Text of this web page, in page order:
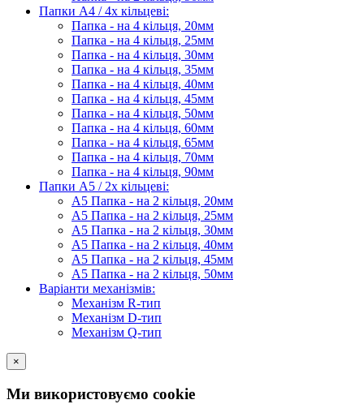
Папки А4 / 4х кільцеві:
Папка - на 4 кільця, 20мм
Папка - на 4 кільця, 25мм
Папка - на 4 кільця, 30мм
Папка - на 4 кільця, 35мм
Папка - на 4 кільця, 40мм
Папка - на 4 кільця, 45мм
Папка - на 4 кільця, 50мм
Папка - на 4 кільця, 60мм
Папка - на 4 кільця, 65мм
Папка - на 4 кільця, 70мм
Папка - на 4 кільця, 90мм
Папки А5 / 2х кільцеві:
А5 Папка - на 2 кільця, 20мм
А5 Папка - на 2 кільця, 25мм
А5 Папка - на 2 кільця, 30мм
А5 Папка - на 2 кільця, 40мм
А5 Папка - на 2 кільця, 45мм
А5 Папка - на 2 кільця, 50мм
Варіанти механізмів:
Механізм R-тип
Механізм D-тип
Механізм Q-тип
×
Ми використовуємо cookie